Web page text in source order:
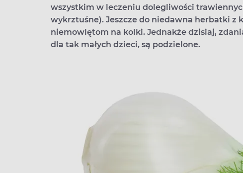
wszystkim w leczeniu dolegliwości
wykrztuśne). Jeszcze do niedawna herbatki z
niemowlętom na kolki. Jednakże dzisiaj,
dla tak małych dzieci, są podzielone.